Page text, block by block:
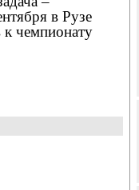
в Рузе
к чемпионату